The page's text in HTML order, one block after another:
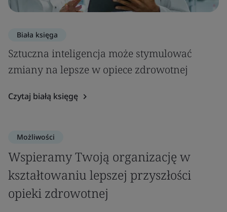
Biała księga
Sztuczna inteligencja może stymulować
zmiany na lepsze w opiece zdrowotnej
Czytaj białą księgę
Możliwości
Wspieramy Twoją organizację w
kształtowaniu lepszej przyszłości
opieki zdrowotnej